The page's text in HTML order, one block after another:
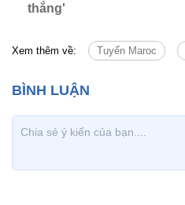
thắng'
Xem thêm về: Tuyển Maroc